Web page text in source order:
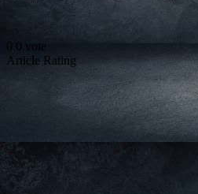
0 0 vote
Article Rating